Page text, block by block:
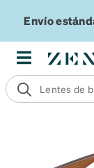
Envío